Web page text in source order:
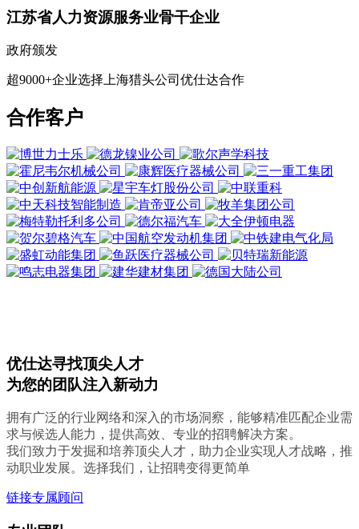
江苏省人力资源服务业骨干企业
政府颁发
超9000+企业选择上海猎头公司优仕达合作
合作客户
优仕达寻找顶尖人才
为您的团队注入新动力
拥有广泛的行业网络和深入的市场洞察，能够精准匹配企业需
求与候选人能力，提供高效、专业的招聘解决方案。
我们致力于发掘和培养顶尖人才，助力企业实现人才战略，推
动职业发展。选择我们，让招聘变得更简单
链接专属顾问